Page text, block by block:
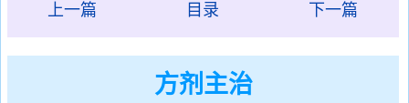
上一篇 目录 下一篇
方剂主治